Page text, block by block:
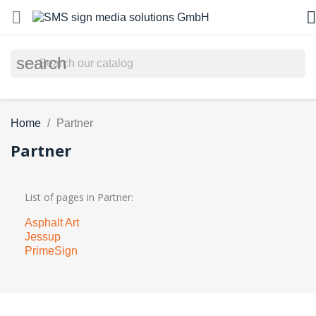
 
search
Home Partner
Partner
List of pages in Partner:
Asphalt Art
Jessup
PrimeSign